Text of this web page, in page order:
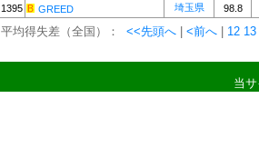
1395 GREED 埼玉県 98.8
平均得失差（全国）： <<先頭へ <前へ 12 13
当